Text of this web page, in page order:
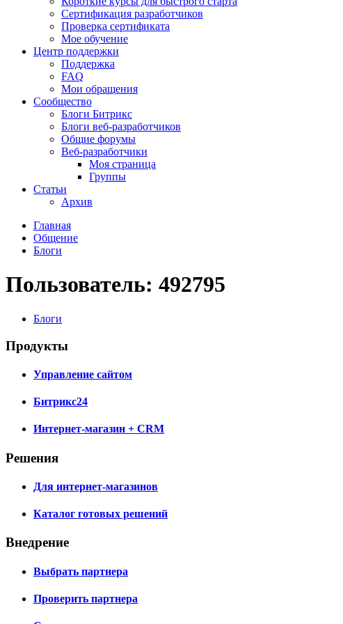
Сертификация разработчиков
Проверка сертификата
Мое обучение
Центр поддержки
Поддержка
FAQ
Мои обращения
Сообщество
Блоги Битрикс
Блоги веб-разработчиков
Общие форумы
Веб-разработчики
Моя страница
Группы
Статьи
Архив
Главная
Общение
Блоги
Пользователь: 492795
Блоги
Продукты
Управление сайтом
Битрикс24
Интернет-магазин + CRM
Решения
Для интернет-магазинов
Каталог готовых решений
Внедрение
Выбрать партнера
Проверить партнера